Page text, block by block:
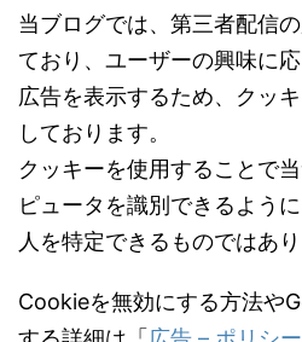
当ブログでは、第三者配信
ており、ユーザーの興味に
広告を表示するため、クッ
しております。
クッキーを使用することで
ピュータを識別できるよう
人を特定できるものではあり
Cookieを無効にする方法や